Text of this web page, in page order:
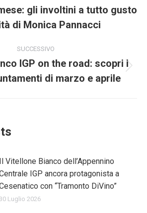
precedente:
gli involtini a tutto gusto
di Monica Pannacci
SUCCESSIVO
post:
IGP on the road: scopri i
di marzo e aprile
Il Vitellone Bianco dell’Appennino
IGP ancora protagonista a
con “Tramonto DiVino”
Luglio 2026